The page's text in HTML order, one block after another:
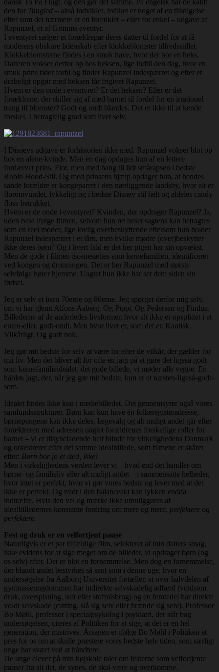
den for Tangled – altså indviklet, hvilket er noget af en tilsnigelse
efter som det nærmere er en forenklet – eller for enkel – udgave af
Rapunzel, et af Grimms eventyr.
I eventyret sælger et forældrepar deres datter til fordel for at få
moderens obskure lidenskab efter klokkeblomster tilfredsstillet.
Klokkeblomsterne findes i en smuk have, hvor der bor en heks.
Datteren vokser derfor op hos heksen, lige indtil den dag, hvor en
smuk prins rider forbi og finder Rapunzel indespærret og efter et
drabeligt opgør med heksen får frigivet Rapunzel.
Hvem er den onde i eventyret? Er det heksen? Eller er det
forældrene, der skiller sig af med barnet til fordel for en irrationel
trang til blomster? Godt og ondt blandes. Det er ikke til at kende
forskel. I betragtelig grad som livet selv.
I Disneys udgave er forhistorien ikke med. Rapunzel vokser blot op
hos en alene-kvinde. Men en dag opdages hun af en lettere
fordærvet prins. Flot, men med hang til lidt smårapsen i bedste
Robin Hood-Stil. Og med prinsens hjælp opdager hun, at hendes
sande forældre er kongeparret i den nærliggende landsby, hvor alt er
floromvundet, lykkeligt og i bedste Disney stil helt og aldeles candy
floss-betrukket.
Hvem er de onde i eventyret? Kvinden, der opdrager Rapunzel? Ja,
uden tvivl ifølge filmen, selvom hun ret beset sagtens kan betragtes
som en reel moder, lige lovlig overbeskyttende eftersom hun holder
Rapunzel indespærret i et tårn, men hvilke mødre (over)beskytter
ikke deres børn? Og i hvert fald er det her pigen har sin opvækst.
Men de gode i filmen iscenesættes som kernefamilien, identificeret
ved kongen og dronningen. Det er her Rapunzel med største
selvfølge hører hjemme. Uagtet hun ikke har set dem siden sin
fødsel.
Jeg er selv et barn 70erne og 80erne. Jeg spørger derfor mig selv,
om vi har glemt Alfons Aaberg. Og Pippi. Og Pedersen og Findus.
Billederne af de anderledes livsformer, hvor alt ikke er opsplittet i et
enten-eller, godt-ondt. Men hvor livet er, som det er. Kaotisk.
Vilkårligt. Og godt nok.
Jeg gør mit bedste for selv at være far efter de vilkår, der gælder for
mit liv. Men det bliver alt for ofte en jagt på at gøre det ligeså godt
som kernefamilieidealet, det gode billede, vi møder alle vegne. En
håbløs jagt, der, når jeg gør mit bedste, kun er et næsten-ligeså-godt-
som.
Idealet findes ikke kun i mediebilledet. Det gennemsyrer også vores
samfundsstrukturer. Børn kan kun have én folkeregisteradresse,
børnepengene kan ikke deles, lægevalg og alt muligt andet går efter
forældreren med adressen uagtet forældrenes forskellige roller for
barnet – vi er tilsyneladende helt blinde for virkelighedens Danmark
og orkestrerer efter det samme idealbillede, som filmene er skåret
efter: Børn bor jo et sted, ikke!
Men i virkelighedens verden lever vi – hvad end det handler om
børne- og familieliv eller alt muligt andet – i sammensatte helheder,
hvor intet er perfekt, hvor vi gør vores bedste og lever med at det
ikke er perfekt. Og midt i den balanceakt kan lykken endda
indtræffe. Hvis den vel og mærke ikke umuliggøres af
idealbilledernes konstante fordring om mere og mere, perfektere og
perfektere.
Fest og druk er en velfortjent pause
Naturligvis er et par tilfældige film, selekteret af min datters smag,
ikke evidens for at sige meget om de billeder, vi opdrager børn (og
os selv) efter. Det er blot en fornemmelse. Men dog en fornemmelse,
der blandt andet bestyrkes så sent som i denne uge, hvor en
undersøgelse fra Aalborg Universitet fortæller, at over halvdelen af
gymnasieungdommen har indirekte selvskadelig adfærd (voldsom
druk, overspisning, sult eller stofmisbrug) og en femtedel har direkte
voldt selvskade (cutting, slå sig selv eller brænde sig selv). Professor
Bo Møhl, professor i specialpsykolog i psykiatri, der står bag
undersøgelsen, citeres af Politiken for at sige, at det er en hel
generation, der mistrives. Årsagen er ifølge Bo Møhl i Politiken et
pres for os om at skulle præstere vores bedste hele tiden, som særligt
unge har svært ved at håndtere.
De unge elever på min højskole taler om festerne som velfortjente
pauser fra alt det, de synes, de skal være og overkomme.